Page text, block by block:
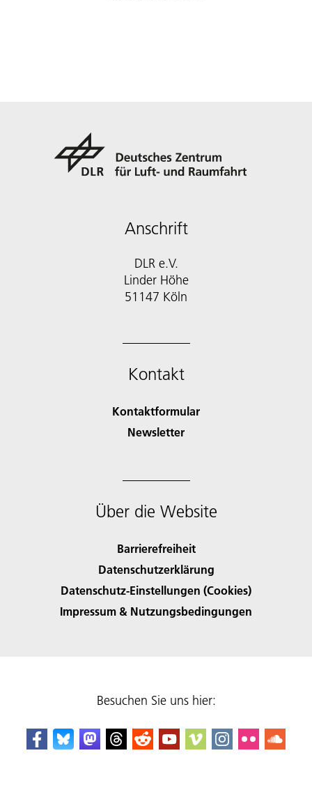
Anschrift
DLR e.V.
Linder Höhe
51147 Köln
Kontakt
Kontaktformular
Newsletter
Über die Website
Barrierefreiheit
Datenschutzerklärung
Datenschutz-Einstellungen (Cookies)
Impressum & Nutzungsbedingungen
Besuchen Sie uns hier: